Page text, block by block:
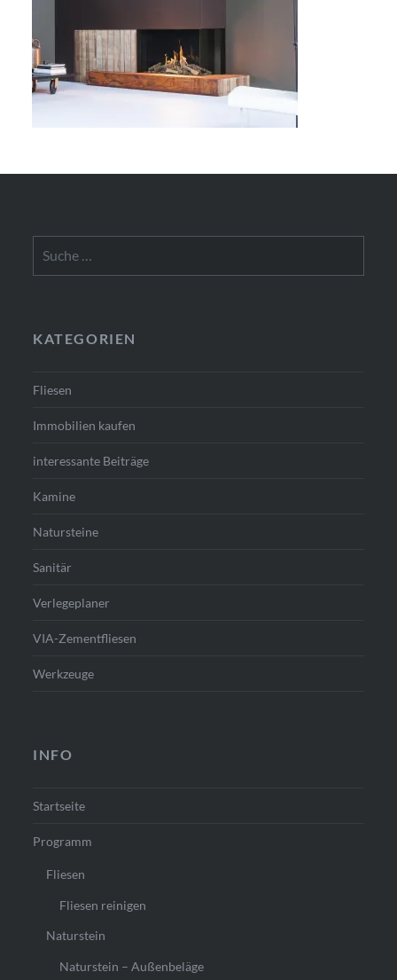
nach:
KATEGORIEN
Fliesen
Immobilien kaufen
interessante Beiträge
Kamine
Natursteine
Sanitär
Verlegeplaner
VIA-Zementfliesen
Werkzeuge
INFO
Startseite
Programm
Fliesen
Fliesen reinigen
Naturstein
Naturstein – Außenbeläge